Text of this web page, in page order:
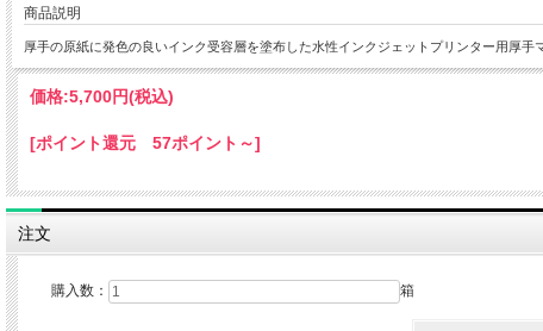
商品説明
厚手の原紙に発色の良いインク受容層を塗布した水性インクジェットプリンター用厚
価格:5,700円(税込)
[ポイント還元 57ポイント～]
注文
購入数： 箱